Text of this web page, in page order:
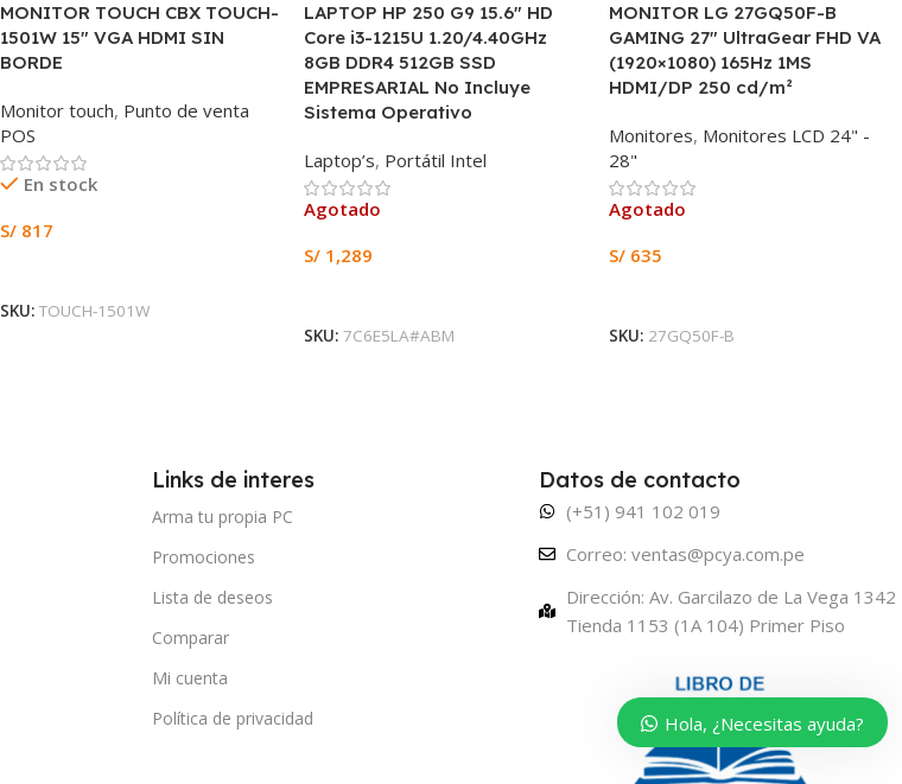
MONITOR TOUCH CBX TOUCH-
1501W 15″ VGA HDMI SIN
BORDE
Monitor touch, Punto de venta
POS
En stock
S/817
SKU: TOUCH-1501W
LAPTOP HP 250 G9 15.6″ HD
Core i3-1215U 1.20/4.40GHz
8GB DDR4 512GB SSD
EMPRESARIAL No Incluye
Sistema Operativo
Laptop’s, Portátil Intel
Agotado
S/ 1,289
SKU:7C6E5LA#ABM
MONITOR LG 27GQ50F-B
GAMING 27″ UltraGear FHD VA
(1920×1080) 165Hz 1MS
HDMI/DP 250 cd/m²
Monitores, Monitores LCD 24" -
28"
Agotado
S/ 635
SKU: 27GQ50F-B
Links de interes
Arma tu propia PC
Promociones
Lista de deseos
Comparar
Mi cuenta
Política de privacidad
Datos de contacto
(+51) 941 102 019
Correo: ventas@pcya.com.pe
Dirección: Av. Garcilazo de La Vega 1342
Tienda 1153 (1A 104) Primer Piso
Hola, ¿Necesitas ayuda?